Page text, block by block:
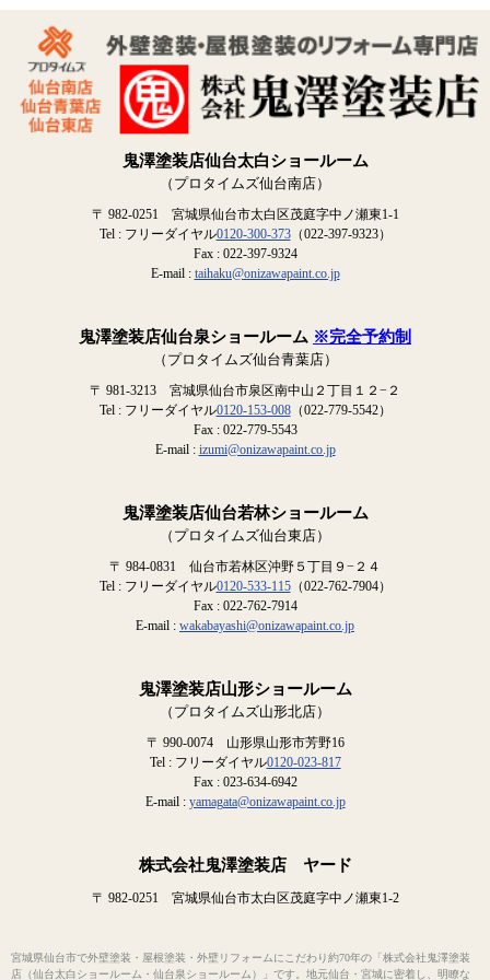
鬼澤塗装店仙台太白ショールーム
（プロタイムズ仙台南店）
〒 982-0251 宮城県仙台市太白区茂庭字中ノ瀬東1-1
Tel : フリーダイヤル0120-300-373（022-397-9323）
Fax : 022-397-9324
E-mail : taihaku@onizawapaint.co.jp
鬼澤塗装店仙台泉ショールーム ※完全予約制
（プロタイムズ仙台青葉店）
〒 981-3213 宮城県仙台市泉区南中山２丁目１２−２
Tel : フリーダイヤル0120-153-008（022-779-5542）
Fax : 022-779-5543
E-mail : izumi@onizawapaint.co.jp
鬼澤塗装店仙台若林ショールーム
（プロタイムズ仙台東店）
〒 984-0831 仙台市若林区沖野５丁目９−２４
Tel : フリーダイヤル0120-533-115（022-762-7904）
Fax : 022-762-7914
E-mail : wakabayashi@onizawapaint.co.jp
鬼澤塗装店山形ショールーム
（プロタイムズ山形北店）
〒 990-0074 山形県山形市芳野16
Tel : フリーダイヤル0120-023-817
Fax : 023-634-6942
E-mail : yamagata@onizawapaint.co.jp
株式会社鬼澤塗装店 ヤード
〒 982-0251 宮城県仙台市太白区茂庭字中ノ瀬東1-2
宮城県仙台市で外壁塗装・屋根塗装・外壁リフォームにこだわり約70年の「株式会社鬼澤塗装
店（仙台太白ショールーム・仙台泉ショールーム）」です。地元仙台・宮城に密着し、明瞭な